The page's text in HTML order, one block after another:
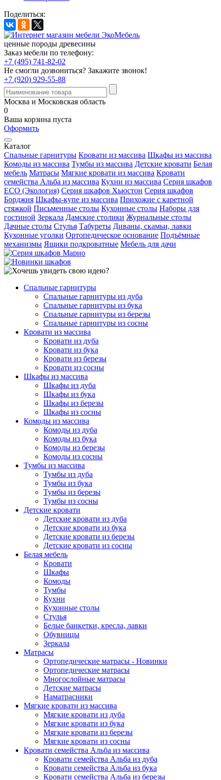
Поделиться:
ценные породы древесины
Заказ мебели по телефону:
+7 (495) 741-82-02
Не смогли дозвониться? Закажите звонок!
+7 (920) 929-55-88
Москва и Московская область
0
Ваша корзина пуста
Оформить
Каталог
Спальные гарнитуры Кровати из массива Шкафы из массива
Комоды из массива Тумбы из массива Детские кровати Белая
мебель Матрасы Мягкие кровати из массива Кровати
семейства Альба из массива Кухни из массива Серия шкафов
ECO (Экология) Серия шкафов Хьюстон Серия шкафов
Борджия Шкафы-купе из массива Прихожие с каретной
стяжкой Письменные столы Кухонные столы Наборы для
гостиной Зеркала Дамские столики Журнальные столы
Дачные столы Стулья Табуреты Диваны, скамьи, лавки
Кухонные уголки Ортопедическое основание Подъёмные
механизмы Ящики подкроватные Мебель для дачи
Спальные гарнитуры
Спальные гарнитуры из дуба
Спальные гарнитуры из бука
Спальные гарнитуры из березы
Спальные гарнитуры из сосны
Кровати из массива
Кровати из дуба
Кровати из бука
Кровати из березы
Кровати из сосны
Шкафы из массива
Шкафы из дуба
Шкафы из бука
Шкафы из березы
Шкафы из сосны
Комоды из массива
Комоды из дуба
Комоды из бука
Комоды из березы
Комоды из сосны
Тумбы из массива
Тумбы из дуба
Тумбы из бука
Тумбы из березы
Тумбы из сосны
Детские кровати
Детские кровати из дуба
Детские кровати из бука
Детские кровати из березы
Детские кровати из сосны
Белая мебель
Кровати
Шкафы
Комоды
Тумбы
Кухни
Кухонные столы
Стулья
Белые банкетки, кресла, лавки
Обувницы
Зеркала
Матрасы
Ортопедические матрасы - Новинки
Ортопедические матрасы
Многослойные матрасы
Детские матрасы
Наматрасники
Мягкие кровати из массива
Мягкие кровати из дуба
Мягкие кровати из бука
Мягкие кровати из березы
Мягкие кровати из сосны
Кровати семейства Альба из массива
Кровати семейства Альба из дуба
Кровати семейства Альба из бука
Кровати семейства Альба из березы